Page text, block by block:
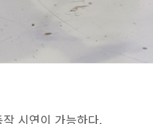
시연이 가능하다.